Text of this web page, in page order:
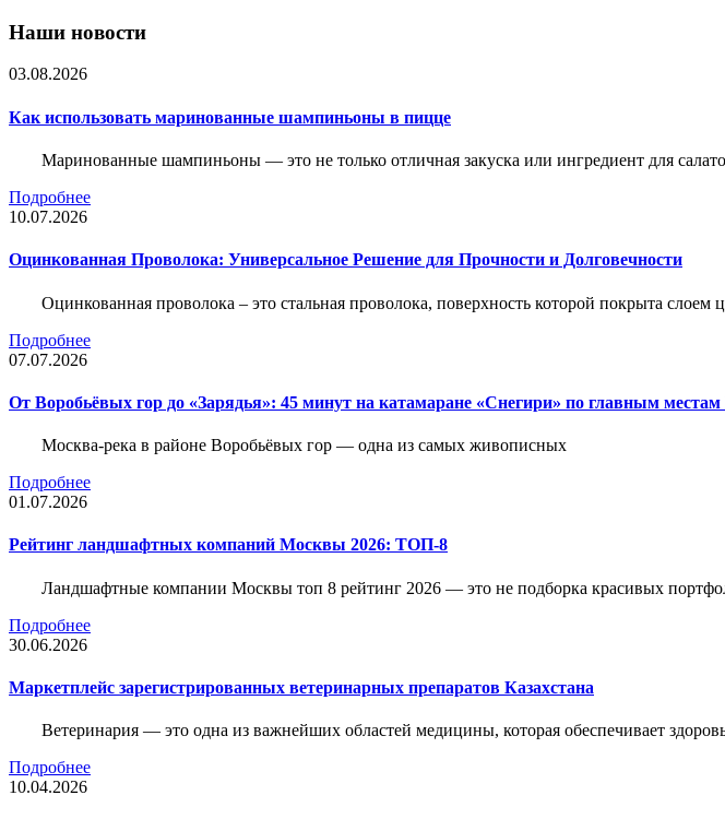
Наши новости
03.08.2026
Как использовать маринованные шампиньоны в пицце
Маринованные шампиньоны — это не только отличная закуска или ингредиент для
Подробнее
10.07.2026
Оцинкованная Проволока: Универсальное Решение для Прочности и Долговечности
Оцинкованная проволока – это стальная проволока, поверхность которой покрыта слоем
Подробнее
07.07.2026
От Воробьёвых гор до «Зарядья»: 45 минут на катамаране «Снегири» по главным
Москва-река в районе Воробьёвых гор — одна из самых живописных
Подробнее
01.07.2026
Рейтинг ландшафтных компаний Москвы 2026: ТОП-8
Ландшафтные компании Москвы топ 8 рейтинг 2026 — это не подборка красивых
Подробнее
30.06.2026
Маркетплейс зарегистрированных ветеринарных препаратов Казахстана
Ветеринария — это одна из важнейших областей медицины, которая обеспечивает
Подробнее
10.04.2026